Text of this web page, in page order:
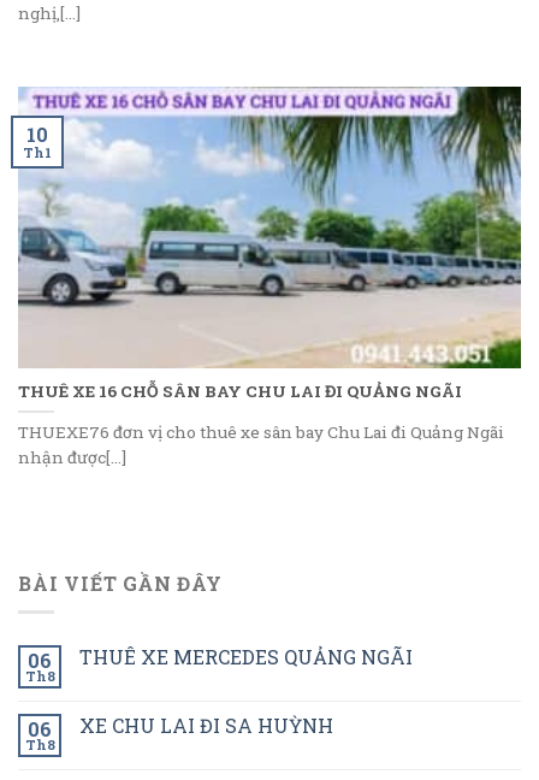
nghị,[...]
THUÊ XE 16 CHỖ SÂN BAY CHU LAI ĐI QUẢNG NGÃI
THUEXE76 đơn vị cho thuê xe sân bay Chu Lai đi Quảng Ngãi
nhận được[...]
10
Th1
BÀI VIẾT GẦN ĐÂY
06
Th8
THUÊ XE MERCEDES QUẢNG NGÃI
06
Th8
XE CHU LAI ĐI SA HUỲNH